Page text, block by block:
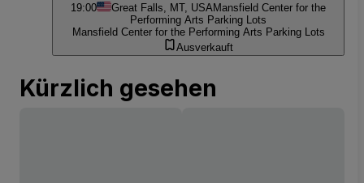
19:00 Great Falls, MT, USAMansfield Center for the
Performing Arts Parking Lots
Mansfield Center for the Performing Arts Parking Lots
Ausverkauft
Kürzlich gesehen